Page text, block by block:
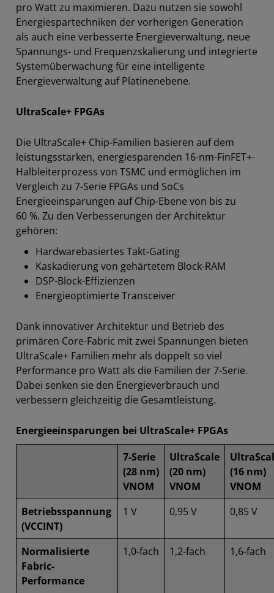
pro Watt zu maximieren. Dazu nutzen sie sowohl
Energiespartechniken der vorherigen Generation
als auch eine verbesserte Energieverwaltung, neue
Spannungs- und Frequenzskalierung und integrierte
Systemüberwachung für eine intelligente
Energieverwaltung auf Platinenebene.
UltraScale+ FPGAs
Die UltraScale+ Chip-Familien basieren auf dem
leistungsstarken, energiesparenden 16-nm-FinFET+-
Halbleiterprozess von TSMC und ermöglichen im
Vergleich zu 7-Serie FPGAs und SoCs
Energieeinsparungen auf Chip-Ebene von bis zu
60 %. Zu den Verbesserungen der Architektur
gehören:
Hardwarebasiertes Takt-Gating
Kaskadierung von gehärtetem Block-RAM
DSP-Block-Effizienzen
Energieoptimierte Transceiver
Dank innovativer Architektur und Betrieb des
primären Core-Fabric mit zwei Spannungen bieten
UltraScale+ Familien mehr als doppelt so viel
Performance pro Watt als die Familien der 7-Serie.
Dabei senken sie den Energieverbrauch und
verbessern gleichzeitig die Gesamtleistung.
Energieeinsparungen bei UltraScale+ FPGAs
7-Serie
(28 nm)
VNOM
UltraScale
(20 nm)
VNOM
(16 nm)
VNOM
Betriebsspannung
(VCCINT)
1 V 0,95 V 0,85 V
Normalisierte
Fabric-
Performance
1,0-fach 1,2-fach 1,6-fach